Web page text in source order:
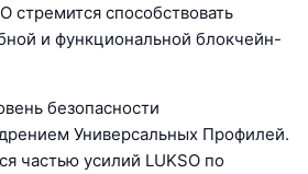
стремится способствовать
и функциональной блокчейн-
безопасности
Универсальных Профилей.
частью усилий LUKSO по